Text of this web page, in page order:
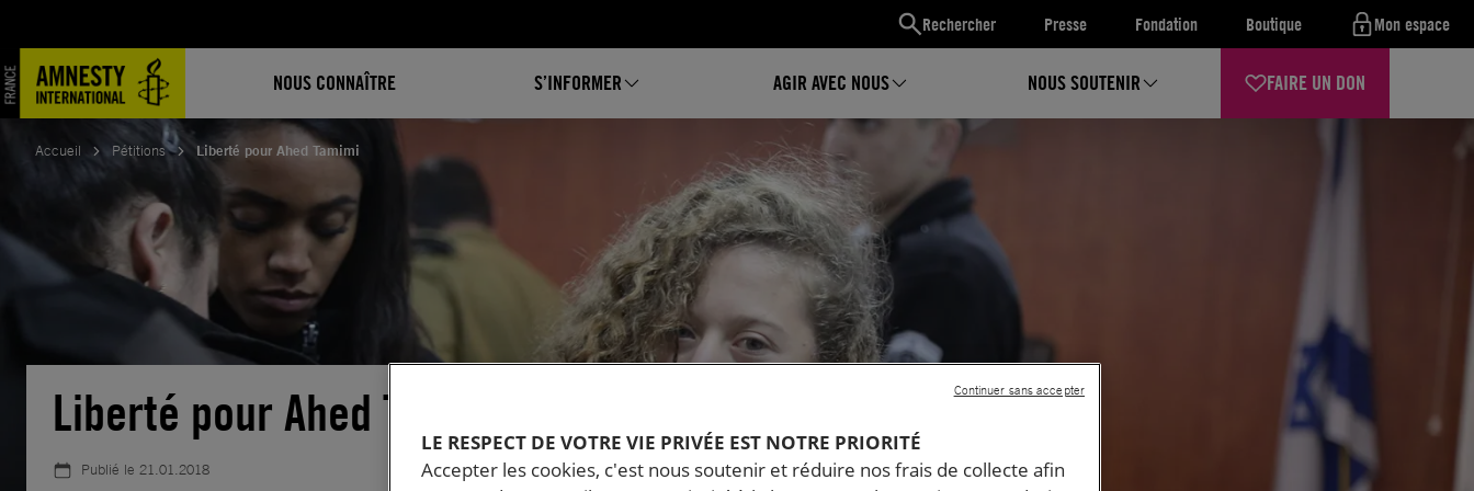
Rechercher Presse Fondation Boutique Mon espace
NOUS CONNAÎTRE S’INFORMER AGIR AVEC NOUS NOUS SOUTENIR FAIRE UN DON
contenu
Accueil Pétitions Liberté pour Ahed Tamimi
Liberté pour Ahed Tamimi
Publié le 21.01.2018
LE RESPECT DE VOTRE VIE PRIVÉE EST NOTRE PRIORITÉ
Accepter les cookies, c'est nous soutenir et réduire nos frais de collecte afin
Continuer sans accepter